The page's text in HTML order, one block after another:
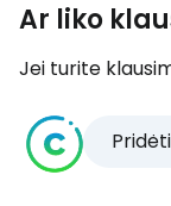
Ar liko
Jei turite